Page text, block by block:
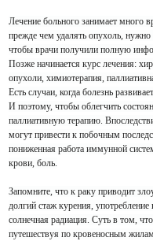
Лечение больного занимает много
прежде чем удалять опухоль, нужно
чтобы врачи получили полную
Позже начинается курс лечения:
опухоли, химиотерапия,
Есть случаи, когда болезнь
И поэтому, чтобы облегчить
паллиативную терапию.
могут привести к побочным
пониженная работа иммунной
крови, боль.
Запомните, что к раку приводит
долгий стаж курения, употребление
солнечная радиация. Суть в том,
путешествуя по кровеносным